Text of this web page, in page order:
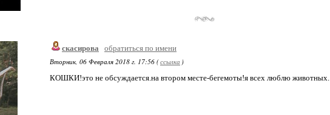
скасирова
обратиться по имени
Вторник, 06 Февраля 2018 г. 17:56 (ссылка )
КОШКИ!это не обсуждается.на втором месте-бегемоты!я всех люблю животных.